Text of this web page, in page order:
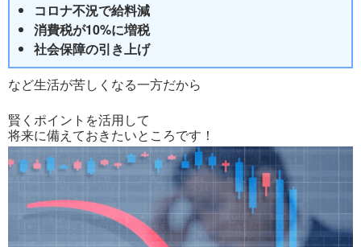
コロナ不況で給料減
消費税が10%に増税
社会保障の引き上げ
など生活が苦しくなる一方だから
賢くポイントを活用して
将来に備えておきたいところです！